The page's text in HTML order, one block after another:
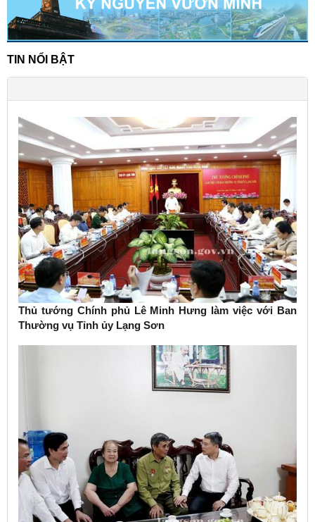
TIN NỔI BẬT
Thủ tướng Chính phủ Lê Minh Hưng làm việc với Ban
Thường vụ Tỉnh ủy Lạng Sơn